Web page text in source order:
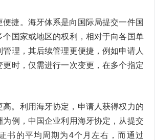
便捷。海牙体系是向国际局提交一件国
个国家或地区的权利，相对于向各国单
理，其后续管理更便捷，例如申请人
更时，仅需进行一次变更，在多个指定
高。利用海牙协定，申请人获得权力的
为例，中国企业利用海牙协定，从提交
书的平均周期为4个月左右，而通过